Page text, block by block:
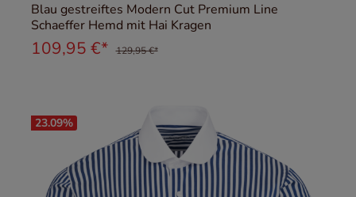
Blau gestreiftes Modern Cut Premium Line
Schaeffer Hemd mit Hai Kragen
109,95 €* 129,95 €*
23.09%